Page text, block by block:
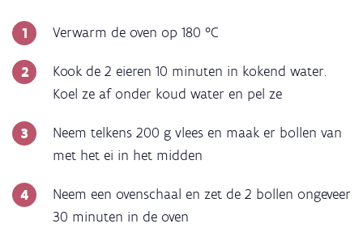
Verwarm de oven op 180 °C
Kook de 2 eieren 10 minuten in kokend water.
Koel ze af onder koud water en pel ze
Neem telkens 200 g vlees en maak er bollen van
met het ei in het midden
Neem een ovenschaal en zet de 2 bollen ongeveer
30 minuten in de oven